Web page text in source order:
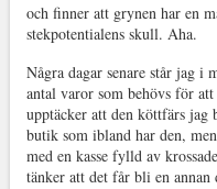
och finner att grynen har en
stekpotentialens skull. Aha.
Några dagar senare står jag i
antal varor som behövs för
upptäcker att den köttfärs jag
butik som ibland har den,
med en kasse fylld av
tänker att det får bli en